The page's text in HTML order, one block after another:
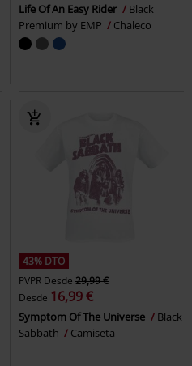
Life Of An Easy Rider
Black
Premium by EMP
Chaleco
43% DTO
PVPR Desde 29,99 €
Desde 16,99 €
Symptom Of The Universe
Black
Sabbath
Camiseta